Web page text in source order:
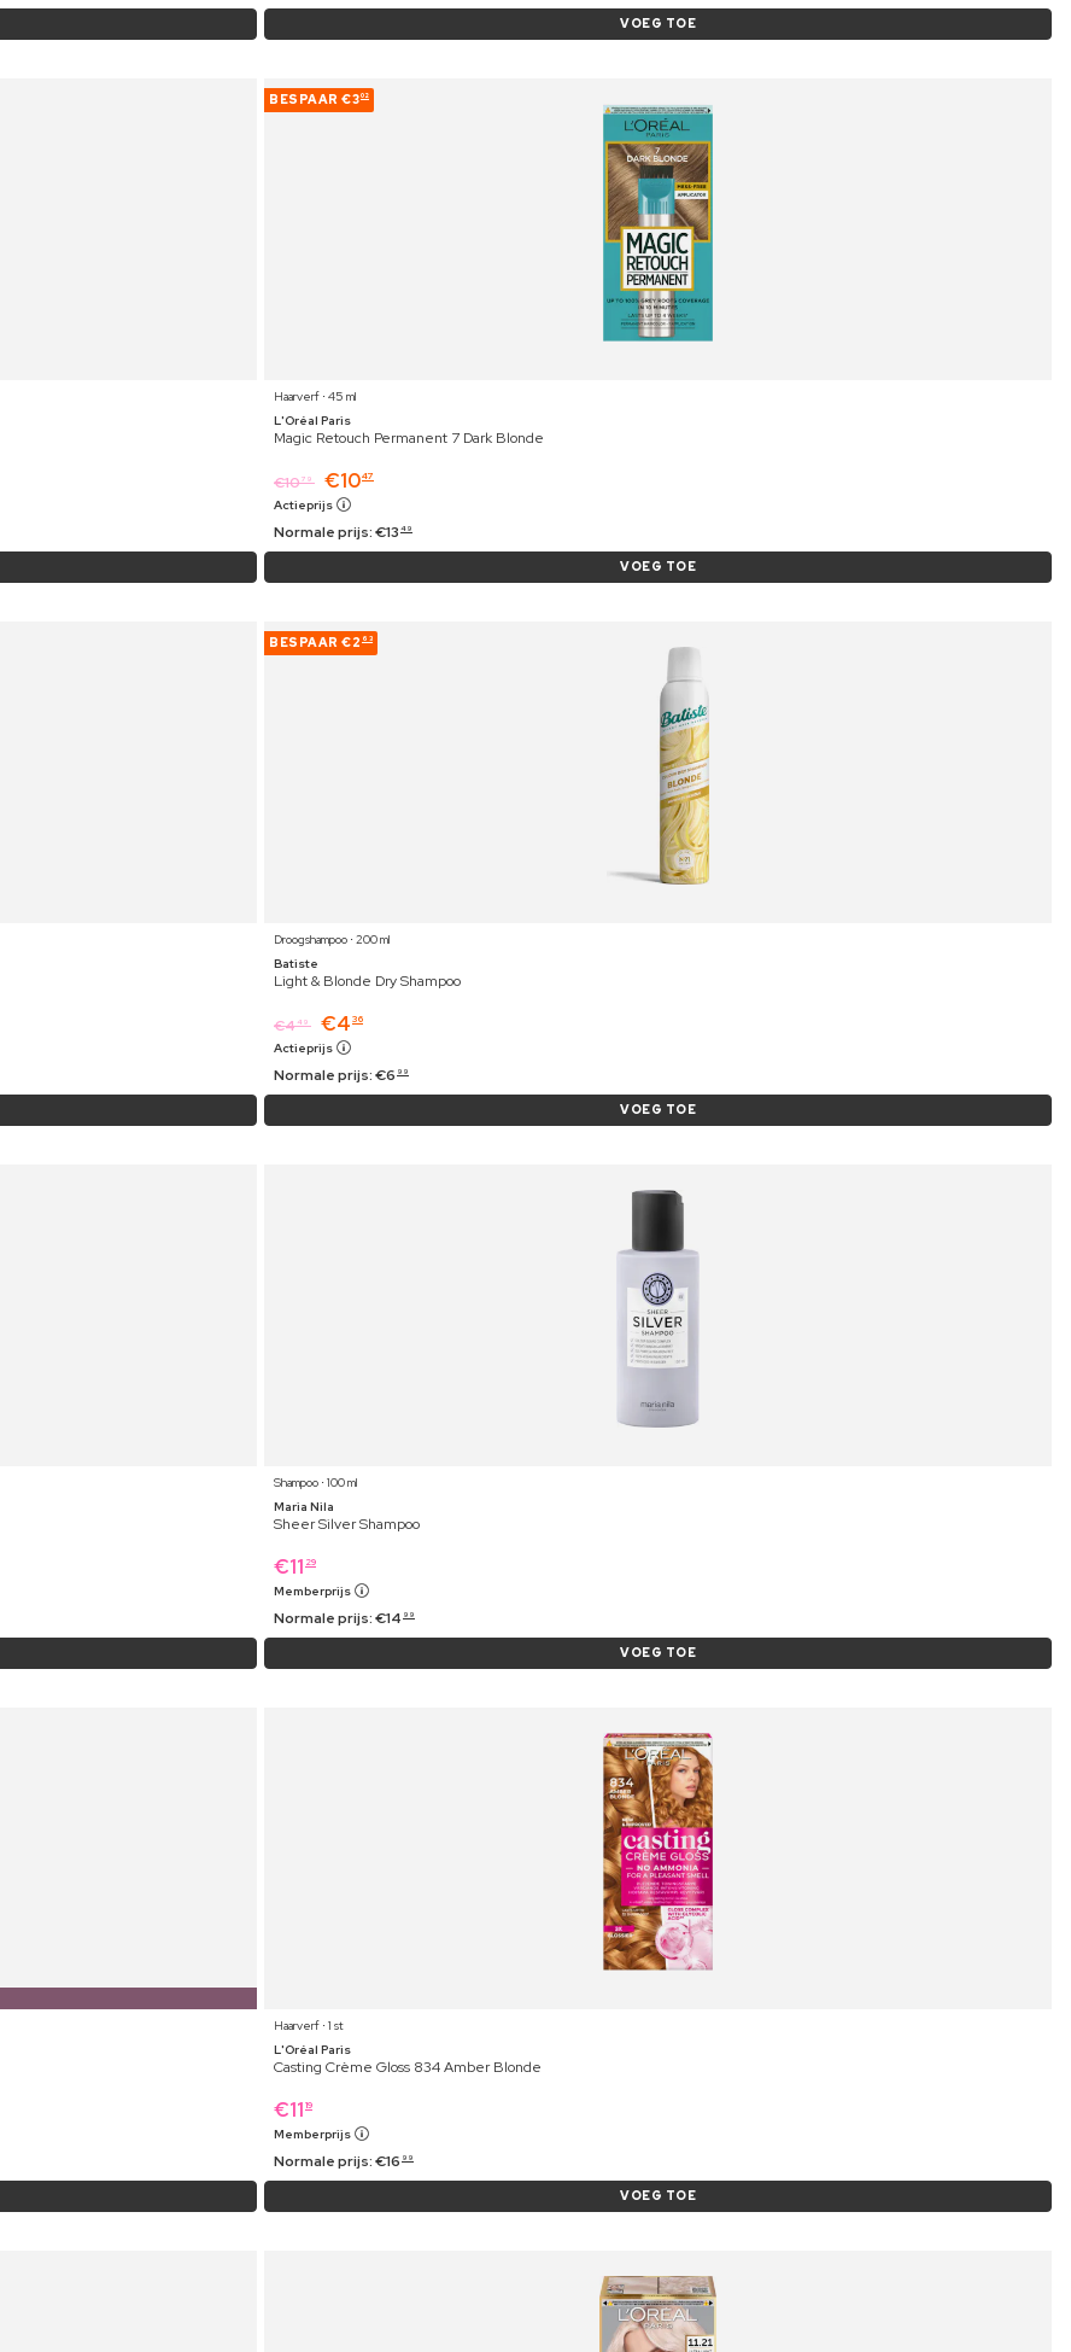
VOEG TOE
BESPAAR €302
Haarverf ⋅ 45 ml
L'Oréal Paris
Magic Retouch Permanent 7 Dark Blonde
€1079 €1047
Actieprijs
Normale prijs:€13 49
VOEG TOE
BESPAAR €2 63
Droogshampoo ⋅ 200 ml
Batiste
Light & Blonde Dry Shampoo
€4 49 €4 36
Actieprijs
Normale prijs:€6 99
VOEG TOE
Shampoo ⋅ 100 ml
Maria Nila
Sheer Silver Shampoo
€11 29
Memberprijs
Normale prijs:€14 99
VOEG TOE
Haarverf ⋅ 1 st
L'Oréal Paris
Casting Crème Gloss 834 Amber Blonde
€11 19
Memberprijs
Normale prijs:€16 99
VOEG TOE